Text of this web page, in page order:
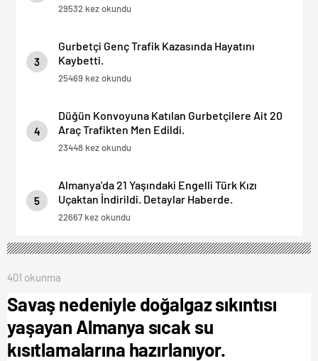
29532 kez okundu
3
Gurbetçi Genç Trafik Kazasında Hayatını
Kaybetti.
25469 kez okundu
4
Düğün Konvoyuna Katılan Gurbetçilere Ait 20
Araç Trafikten Men Edildi.
23448 kez okundu
5
Almanya’da 21 Yaşındaki Engelli Türk Kızı
Uçaktan İndirildi. Detaylar Haberde.
22667 kez okundu
401 okunma
Savaş nedeniyle doğalgaz sıkıntısı
yaşayan Almanya sıcak su
kısıtlamalarına hazırlanıyor.